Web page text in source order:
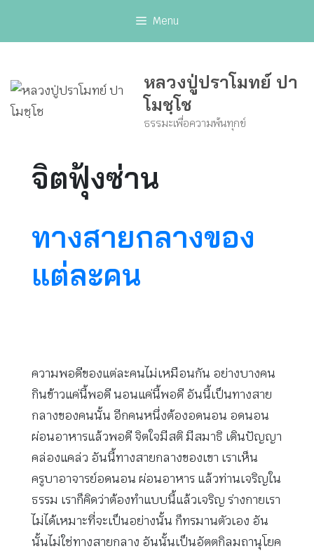
Menu
หลวงปู่ปราโมทย์ ปา
โมชฺโช
ธรรมะเพื่อความพ้นทุกข์
จิตฟุ้งซ่าน
ทางสายกลางของ
แต่ละคน
ความพอดีของแต่ละคนไม่เหมือนกัน อย่างบางคน
กินข้าวแค่นี้พอดี นอนแค่นี้พอดี อันนี้เป็นทางสาย
กลางของคนนั้น อีกคนหนึ่งต้องอดนอน อดนอน
ผ่อนอาหารแล้วพอดี จิตใจมีสติ มีสมาธิ เดินปัญญา
คล่องแคล่ว อันนี้ทางสายกลางของเขา เราเห็น
ครูบาอาจารย์อดนอน ผ่อนอาหาร แล้วท่านเจริญใน
ธรรม เราก็คิดว่าต้องทำแบบนี้แล้วเจริญ ร่างกายเรา
ไม่ได้เหมาะที่จะเป็นอย่างนั้น ก็ทรมานตัวเอง อัน
นั้นไม่ใช่ทางสายกลาง อันนั้นเป็นอัตตกิลมถานุโยค